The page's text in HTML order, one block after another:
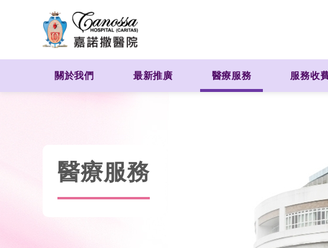
關於我們 最新推廣 醫療服務 服務收
醫療服務